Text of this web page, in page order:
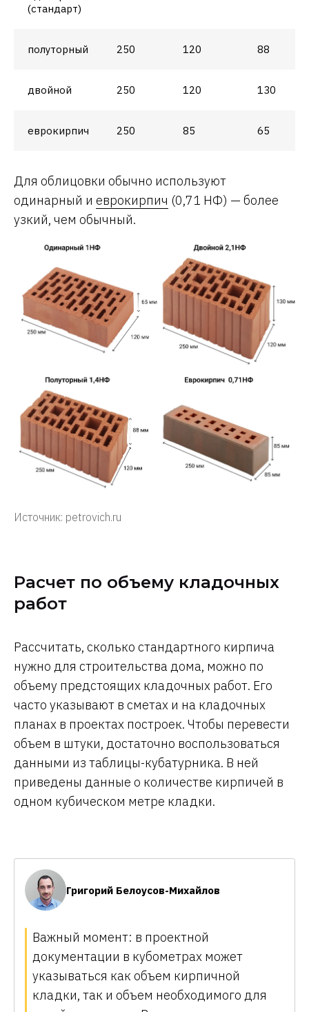
(стандарт)
полуторный 250 120 88
двойной 250 120 130
еврокирпич 250 85 65
Для облицовки обычно используют
одинарный и еврокирпич (0,71 НФ) — более
узкий, чем обычный.
Источник: petrovich.ru
Расчет по объему кладочных
работ
Рассчитать, сколько стандартного кирпича
нужно для строительства дома, можно по
объему предстоящих кладочных работ. Его
часто указывают в сметах и на кладочных
планах в проектах построек. Чтобы перевести
объем в штуки, достаточно воспользоваться
данными из таблицы-кубатурника. В ней
приведены данные о количестве кирпичей в
одном кубическом метре кладки.
Григорий Белоусов-Михайлов
Важный момент: в проектной
документации в кубометрах может
указываться как объем кирпичной
кладки, так и объем необходимого для